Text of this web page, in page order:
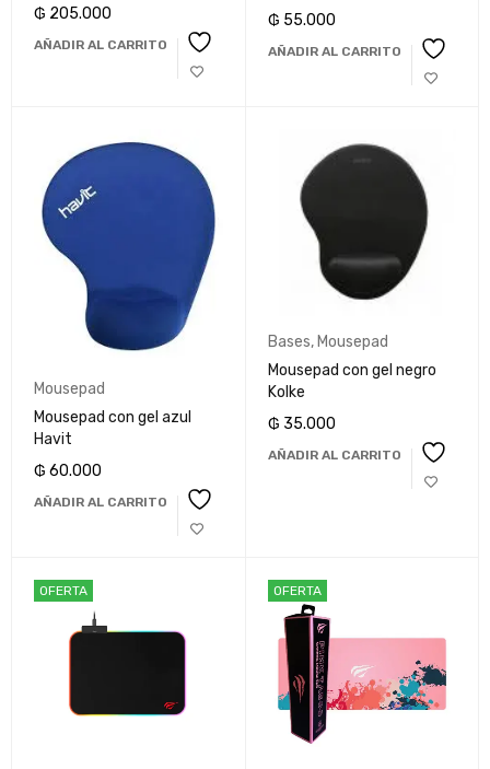
₲ 205.000
AÑADIR AL CARRITO
₲ 55.000
AÑADIR AL CARRITO
Mousepad
Mousepad con gel azul
Havit
₲ 60.000
AÑADIR AL CARRITO
Bases, Mousepad
Mousepad con gel negro
Kolke
₲ 35.000
AÑADIR AL CARRITO
OFERTA OFERTA